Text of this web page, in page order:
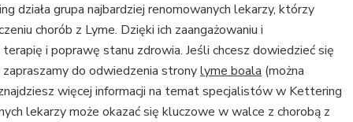
działa grupa najbardziej renomowanych lekarzy, którzy
chorób z Lyme. Dzięki ich zaangażowaniu i
i poprawę stanu zdrowia. Jeśli chcesz dowiedzieć się
do odwiedzenia stronylyme boala (można
więcej informacji na temat specjalistów w Kettering
lekarzy może okazać się kluczowe w walce z chorobą z